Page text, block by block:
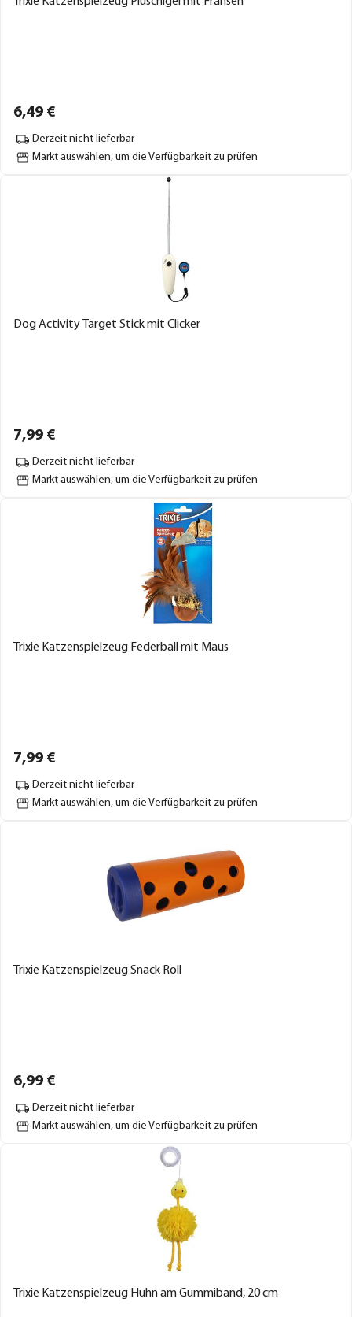
6,49 €
Derzeit nicht lieferbar
Markt auswählen, um die Verfügbarkeit zu prüfen
Dog Activity Target Stick mit Clicker
7,99 €
Derzeit nicht lieferbar
Markt auswählen, um die Verfügbarkeit zu prüfen
Trixie Katzenspielzeug Federball mit Maus
7,99 €
Derzeit nicht lieferbar
Markt auswählen, um die Verfügbarkeit zu prüfen
Trixie Katzenspielzeug Snack Roll
6,99 €
Derzeit nicht lieferbar
Markt auswählen, um die Verfügbarkeit zu prüfen
Trixie Katzenspielzeug Huhn am Gummiband, 20 cm